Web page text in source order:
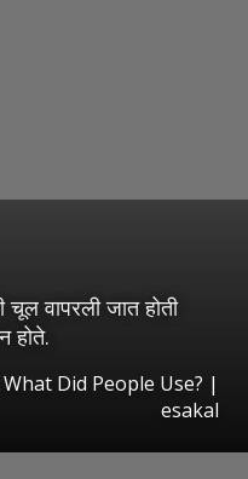
चूल वापरली जात होती
होते.
Did People Use? |
esakal